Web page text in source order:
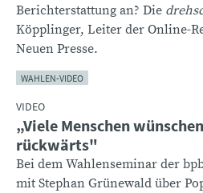
Berichterstattung an? Die
Köpplinger, Leiter der Online-
Neuen Presse.
WAHLEN-VIDEO
VIDEO
„Viele Menschen
rückwärts"
Bei dem Wahlenseminar der
mit Stephan Grünewald über